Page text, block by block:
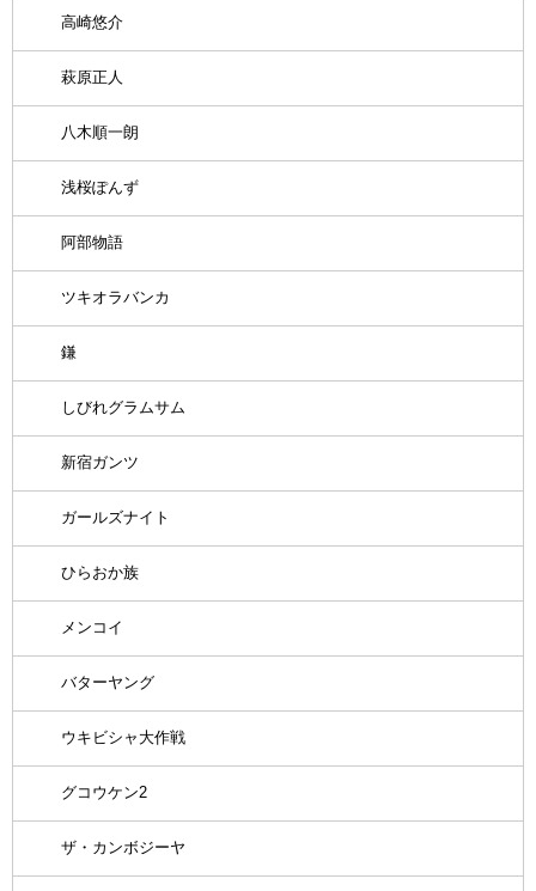
高崎悠介
萩原正人
八木順一朗
浅桜ぽんず
阿部物語
ツキオラバンカ
鎌
しびれグラムサム
新宿ガンツ
ガールズナイト
ひらおか族
メンコイ
バターヤング
ウキビシャ大作戦
グコウケン2
ザ・カンボジーヤ